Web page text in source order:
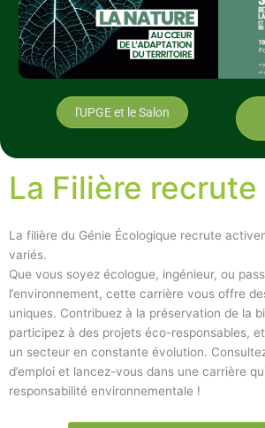
l'UPGE et le Salon
La Filière recrute
La filière du Génie Écologique recrute
variés.
Que vous soyez écologue, ingénieur, ou
l’environnement, cette carrière vous offre
uniques. Contribuez à la préservation de la
participez à des projets éco-responsables,
un secteur en constante évolution.
d’emploi et lancez-vous dans une carrière
responsabilité environnementale !